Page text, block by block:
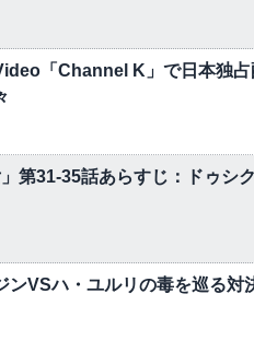
「Channel K」で日本独
第31-35話あらすじ：ドゥシ
ンVSハ・ユルリの毒を巡る